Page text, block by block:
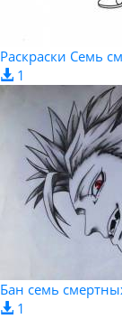
Раскраски Семь
1
Бан семь
1